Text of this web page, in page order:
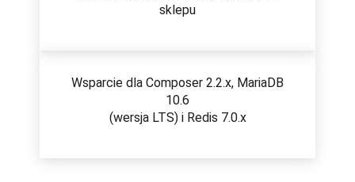
sklepu
Wsparcie dla Composer 2.2.x, MariaDB
10.6
(wersja LTS) i Redis 7.0.x